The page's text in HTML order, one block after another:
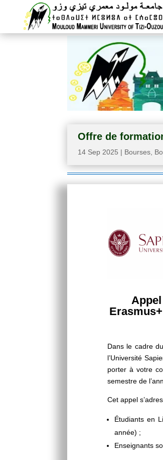
Offre de
14 Sep 2025 | Bourses,
Dans le cadre
l’Université
porter à votre
semestre de
Cet appel
Étudiants en
année) ;
Enseignants